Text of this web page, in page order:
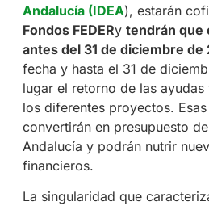
Andalucía (IDEA), estarán
Fondos FEDERy tendrán que
antes del 31 de diciembre de
fecha y hasta el 31 de
lugar el retorno de las
los diferentes proyectos.
convertirán en presupuesto
Andalucía y podrán nutrir
financieros.
La singularidad que